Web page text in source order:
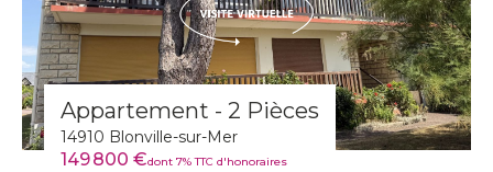
Appartement - 2 Pièces
14910 Blonville-sur-Mer
149 800 €dont 7% TTC d'honoraires